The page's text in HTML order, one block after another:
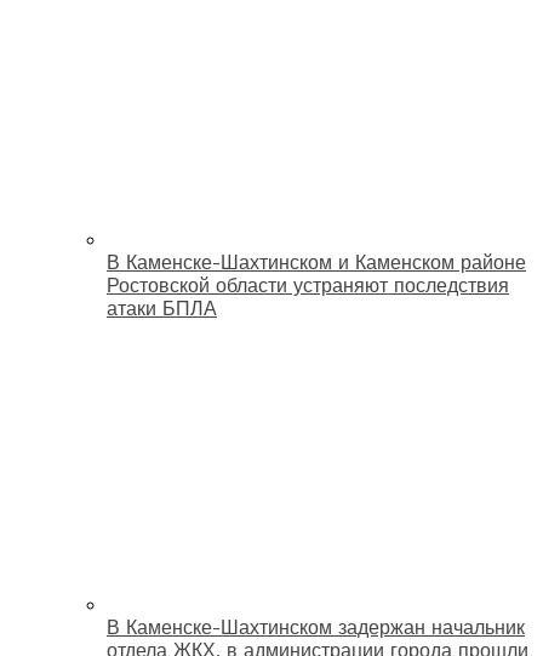
В Каменске-Шахтинском и Каменском районе
Ростовской области устраняют последствия
атаки БПЛА
В Каменске-Шахтинском задержан начальник
отдела ЖКХ, в администрации города прошли